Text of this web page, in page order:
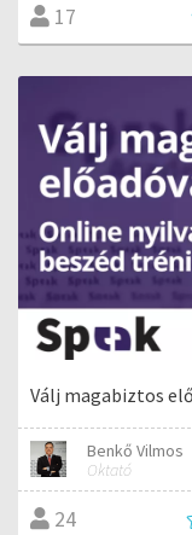
17
Válj magabiztos
Benkő Vilmos
Oktató
24